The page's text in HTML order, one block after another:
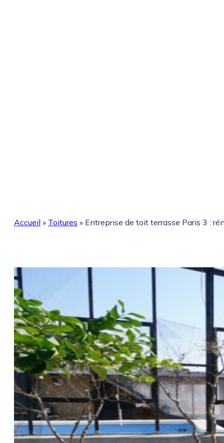
Accueil » Toitures » Entreprise de toit terrasse Paris 3 :